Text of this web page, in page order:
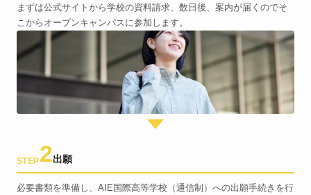
まずは公式サイトから学校の資料請求、数日後、案内が届くのでそ
こからオープンキャンパスに参加します。
STEP2出願
必要書類を準備し、AIE国際高等学校（通信制）への出願手続きを行